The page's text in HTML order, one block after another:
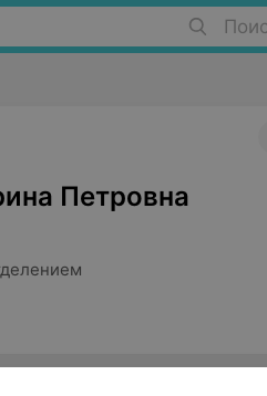
Петровна